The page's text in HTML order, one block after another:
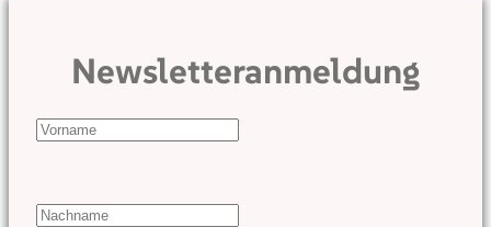
Newsletteranmeldung